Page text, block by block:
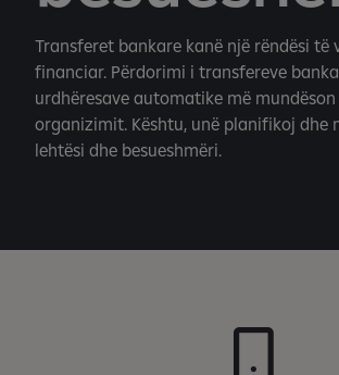
Transferet bankare kanë një rëndësi
financiar. Përdorimi i transfereve
urdhëresave automatike më
organizimit. Kështu, unë planifikoj dhe
lehtësi dhe besueshmëri.